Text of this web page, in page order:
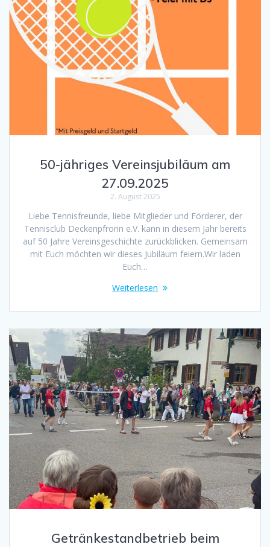
50-jähriges Vereinsjubiläum am
27.09.2025
2. August 2025
Liebe Tennisfreunde, liebe Mitglieder und Förderer, der
Tennisclub Deckenpfronn e.V. kann in diesem Jahr bereits
auf 50 Jahre Vereinsgeschichte zurückblicken. Gemeinsam
mit Euch möchten wir dieses Jubiläum feiern.Wir laden
Euch…
Weiterlesen
Getränkestandbetrieb beim